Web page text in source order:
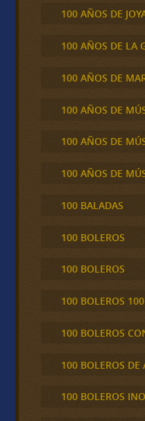
100 AÑOS DE
100 AÑOS DE LA
100 AÑOS DE
100 AÑOS DE
100 AÑOS DE
100 AÑOS DE
100 BALADAS
100 BOLEROS
100 BOLEROS
100 BOLEROS
100 BOLEROS
100 BOLEROS DE
100 BOLEROS